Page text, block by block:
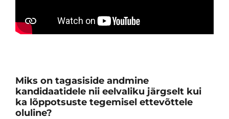
Miks on tagasiside andmine
kandidaatidele nii eelvaliku järgselt kui
ka lõppotsuste tegemisel ettevõttele
oluline?